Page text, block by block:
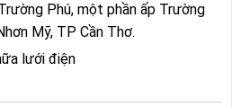
Phú, một phần ấp Trường
Mỹ, TP Cần Thơ.
lưới điện